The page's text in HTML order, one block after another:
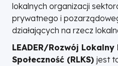
lokalnych organizacji
prywatnego i
działających na rzecz
LEADER/Rozwój
Społeczność (RLKS) jest